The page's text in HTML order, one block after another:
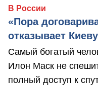
В России
«Пора
отказывает
Самый богатый
Илон Маск не
полный доступ к